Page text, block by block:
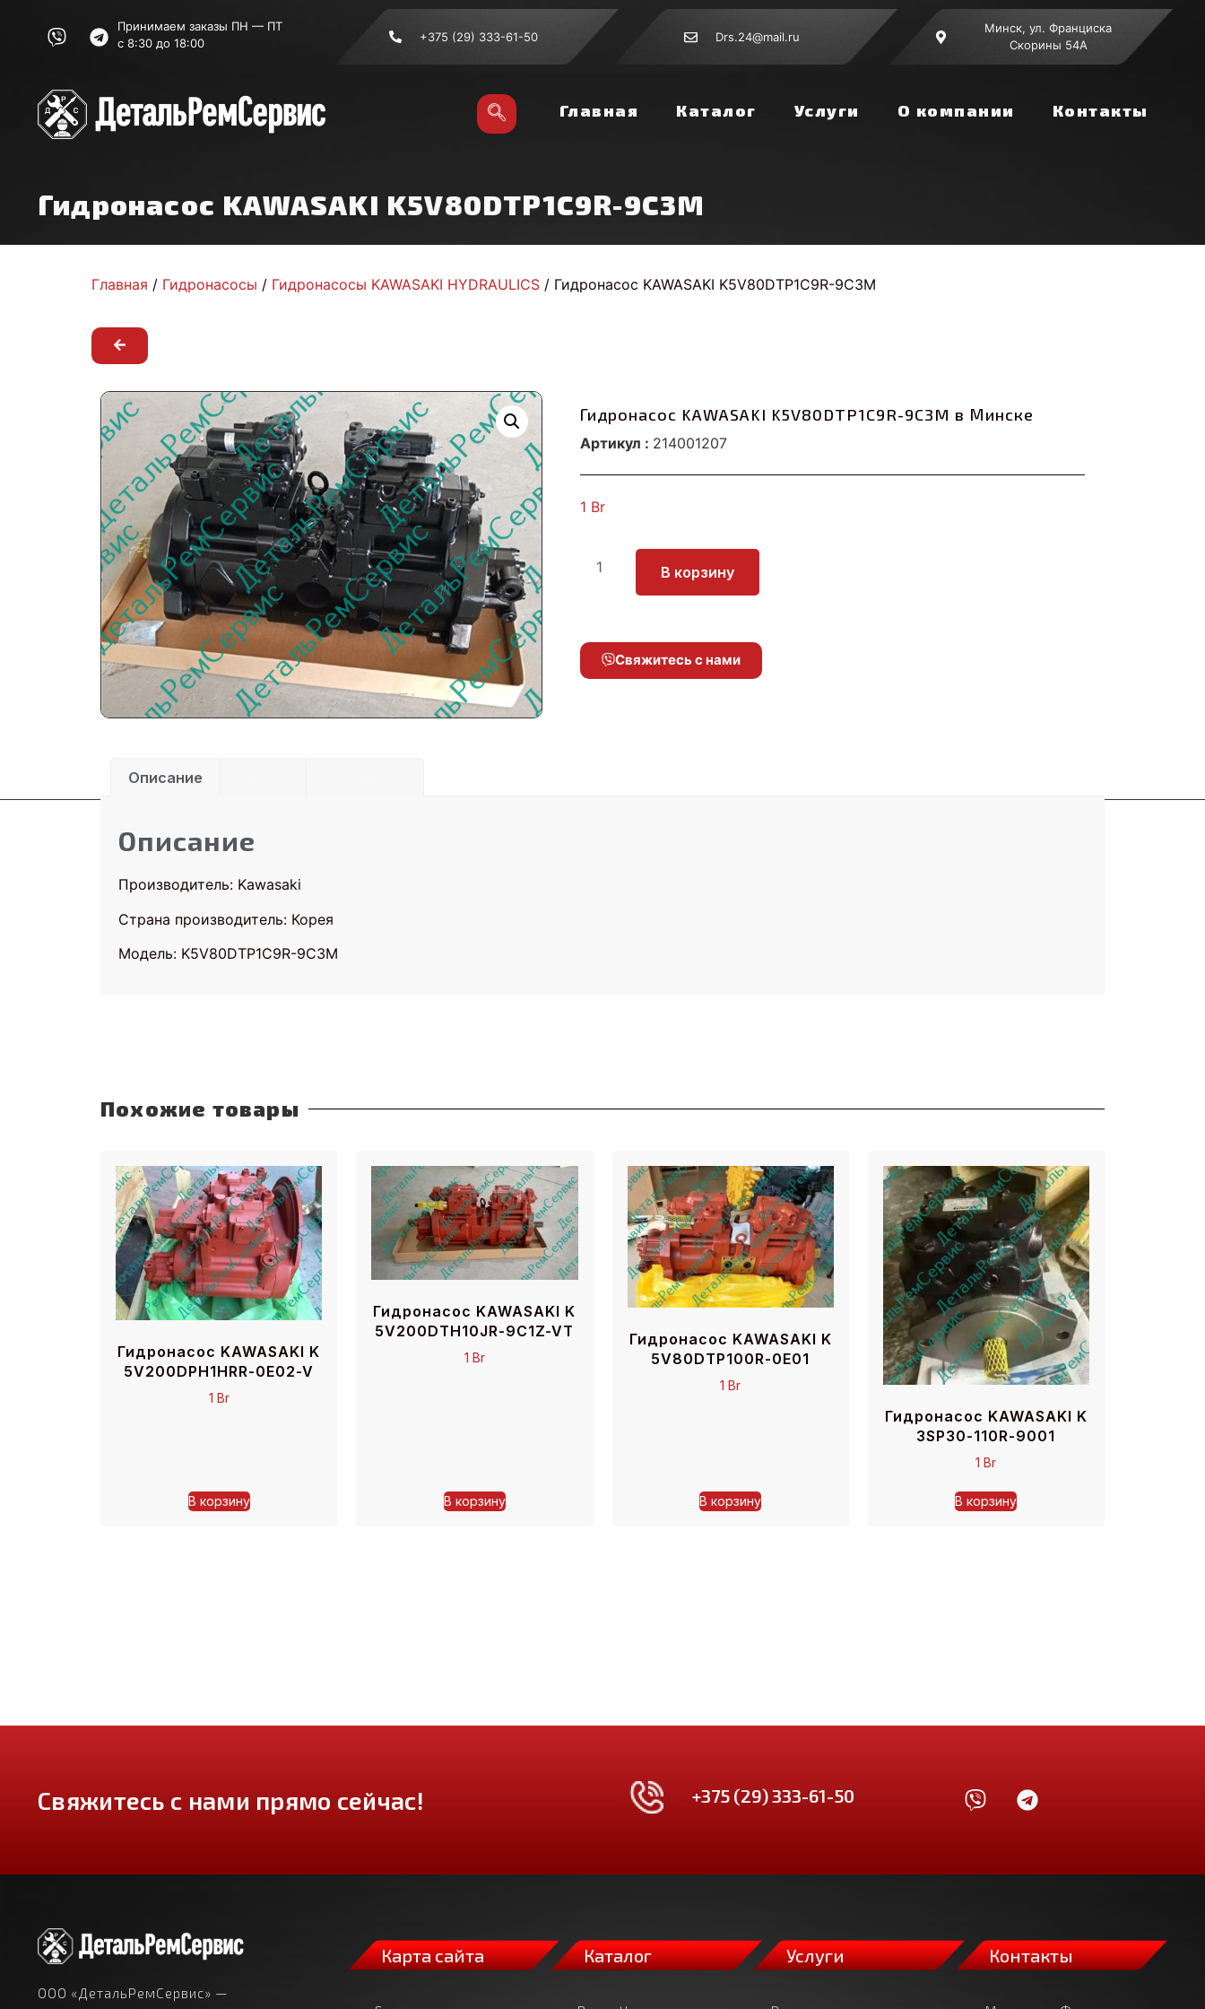
Принимаем заказы ПН — ПТ
с 8:30 до 18:00
+375 (29) 333-61-50 Drs.24@mail.ru
Минск, ул. Франциска
Скорины 54А
Главная Каталог Услуги О компании Контакты
Гидронасос KAWASAKI K5V80DTP1C9R-9C3M
Главная / Гидронасосы / Гидронасосы KAWASAKI HYDRAULICS / Гидронасос KAWASAKI K5V80DTP1C9R-9C3M
Гидронасос KAWASAKI K5V80DTP1C9R-9C3M в Минске
Артикул : 214001207
1 Br
В корзину
Свяжитесь с нами
Описание
Описание
Производитель: Kawasaki
Страна производитель: Корея
Модель: K5V80DTP1C9R-9C3M
Похожие товары
Гидронасос KAWASAKI K
5V200DPH1HRR-0E02-V
1 Br
В корзину
Гидронасос KAWASAKI K
5V200DTH10JR-9C1Z-VT
1 Br
В корзину
Гидронасос KAWASAKI K
5V80DTP100R-0E01
1Br
В корзину
Гидронасос KAWASAKI K
3SP30-110R-9001
1 Br
В корзину
Свяжитесь с нами прямо сейчас! +375 (29) 333-61-50
ООО «ДетальРемСервис» —
Карта сайта Каталог Услуги Контакты